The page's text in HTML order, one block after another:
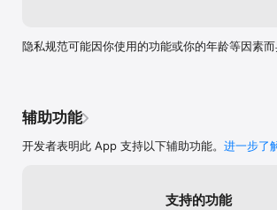
隐私规范可能因你使用的功能或你的年龄等因素而
辅助功能
开发者表明此 App 支持以下辅助功能。 进一步了
支持的功能